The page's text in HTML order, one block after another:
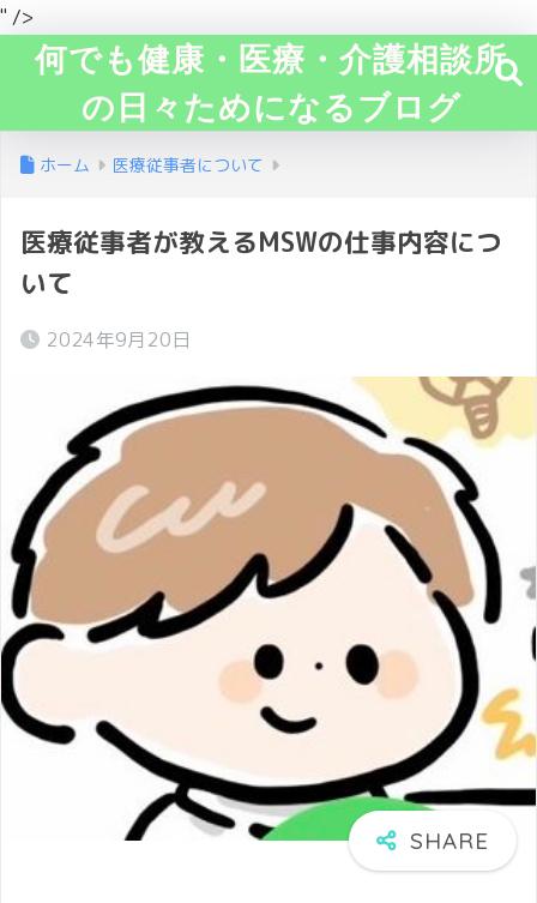
" />
何でも健康・医療・介護相談所
の日々ためになるブログ
ホーム 医療従事者について
医療従事者が教えるMSWの仕事内容につ
いて
2024年9月20日